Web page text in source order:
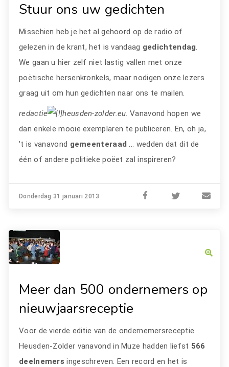
Stuur ons uw gedichten
Misschien heb je het al gehoord op de radio of
gelezen in de krant, het is vandaag gedichtendag.
We gaan u hier zelf niet lastig vallen met onze
poëtische hersenkronkels, maar nodigen onze lezers
graag uit om hun gedichten naar ons te mailen.
redactie heusden-zolder.eu. Vanavond hopen we
dan enkele mooie exemplaren te publiceren. En, oh ja,
't is vanavond gemeenteraad ... wedden dat dit de
één of andere politieke poëet zal inspireren?
Donderdag 31 januari 2013
Meer dan 500 ondernemers op
nieuwjaarsreceptie
Voor de vierde editie van de ondernemersreceptie
Heusden-Zolder vanavond in Muze hadden liefst 566
deelnemers ingeschreven. Een record en het is